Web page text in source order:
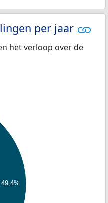
per jaar
het verloop over de
49,4%